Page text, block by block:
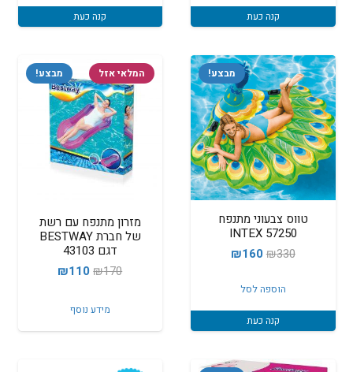
קנה כעת
₪1,155.
₪999.
קנה כעת
מבצע!
טווס צבעוני מתנפח
INTEX 57250
₪330
המחיר
היה:
₪330.
₪160
₪160.
הוספה לסל
קנה כעת
מבצע! המלאי אזל
מזרון מתנפח עם רשת
של חברת BESTWAY
דגם 43103
₪170
המחיר
היה:
₪170.
₪110
המחיר
₪110.
מידע נוסף